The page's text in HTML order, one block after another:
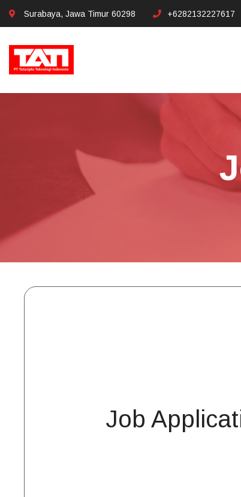
Surabaya, Jawa Timur 60298 +6282132227617
Job